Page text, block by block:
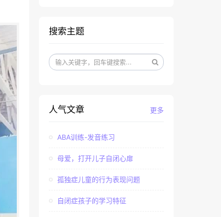
搜索主题
更多
人气文章
ABA训练-发音练习
母爱，打开儿子自闭心扉
孤独症儿童的行为表现问题
自闭症孩子的学习特征